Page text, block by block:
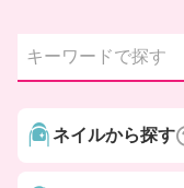
ネイルから探す